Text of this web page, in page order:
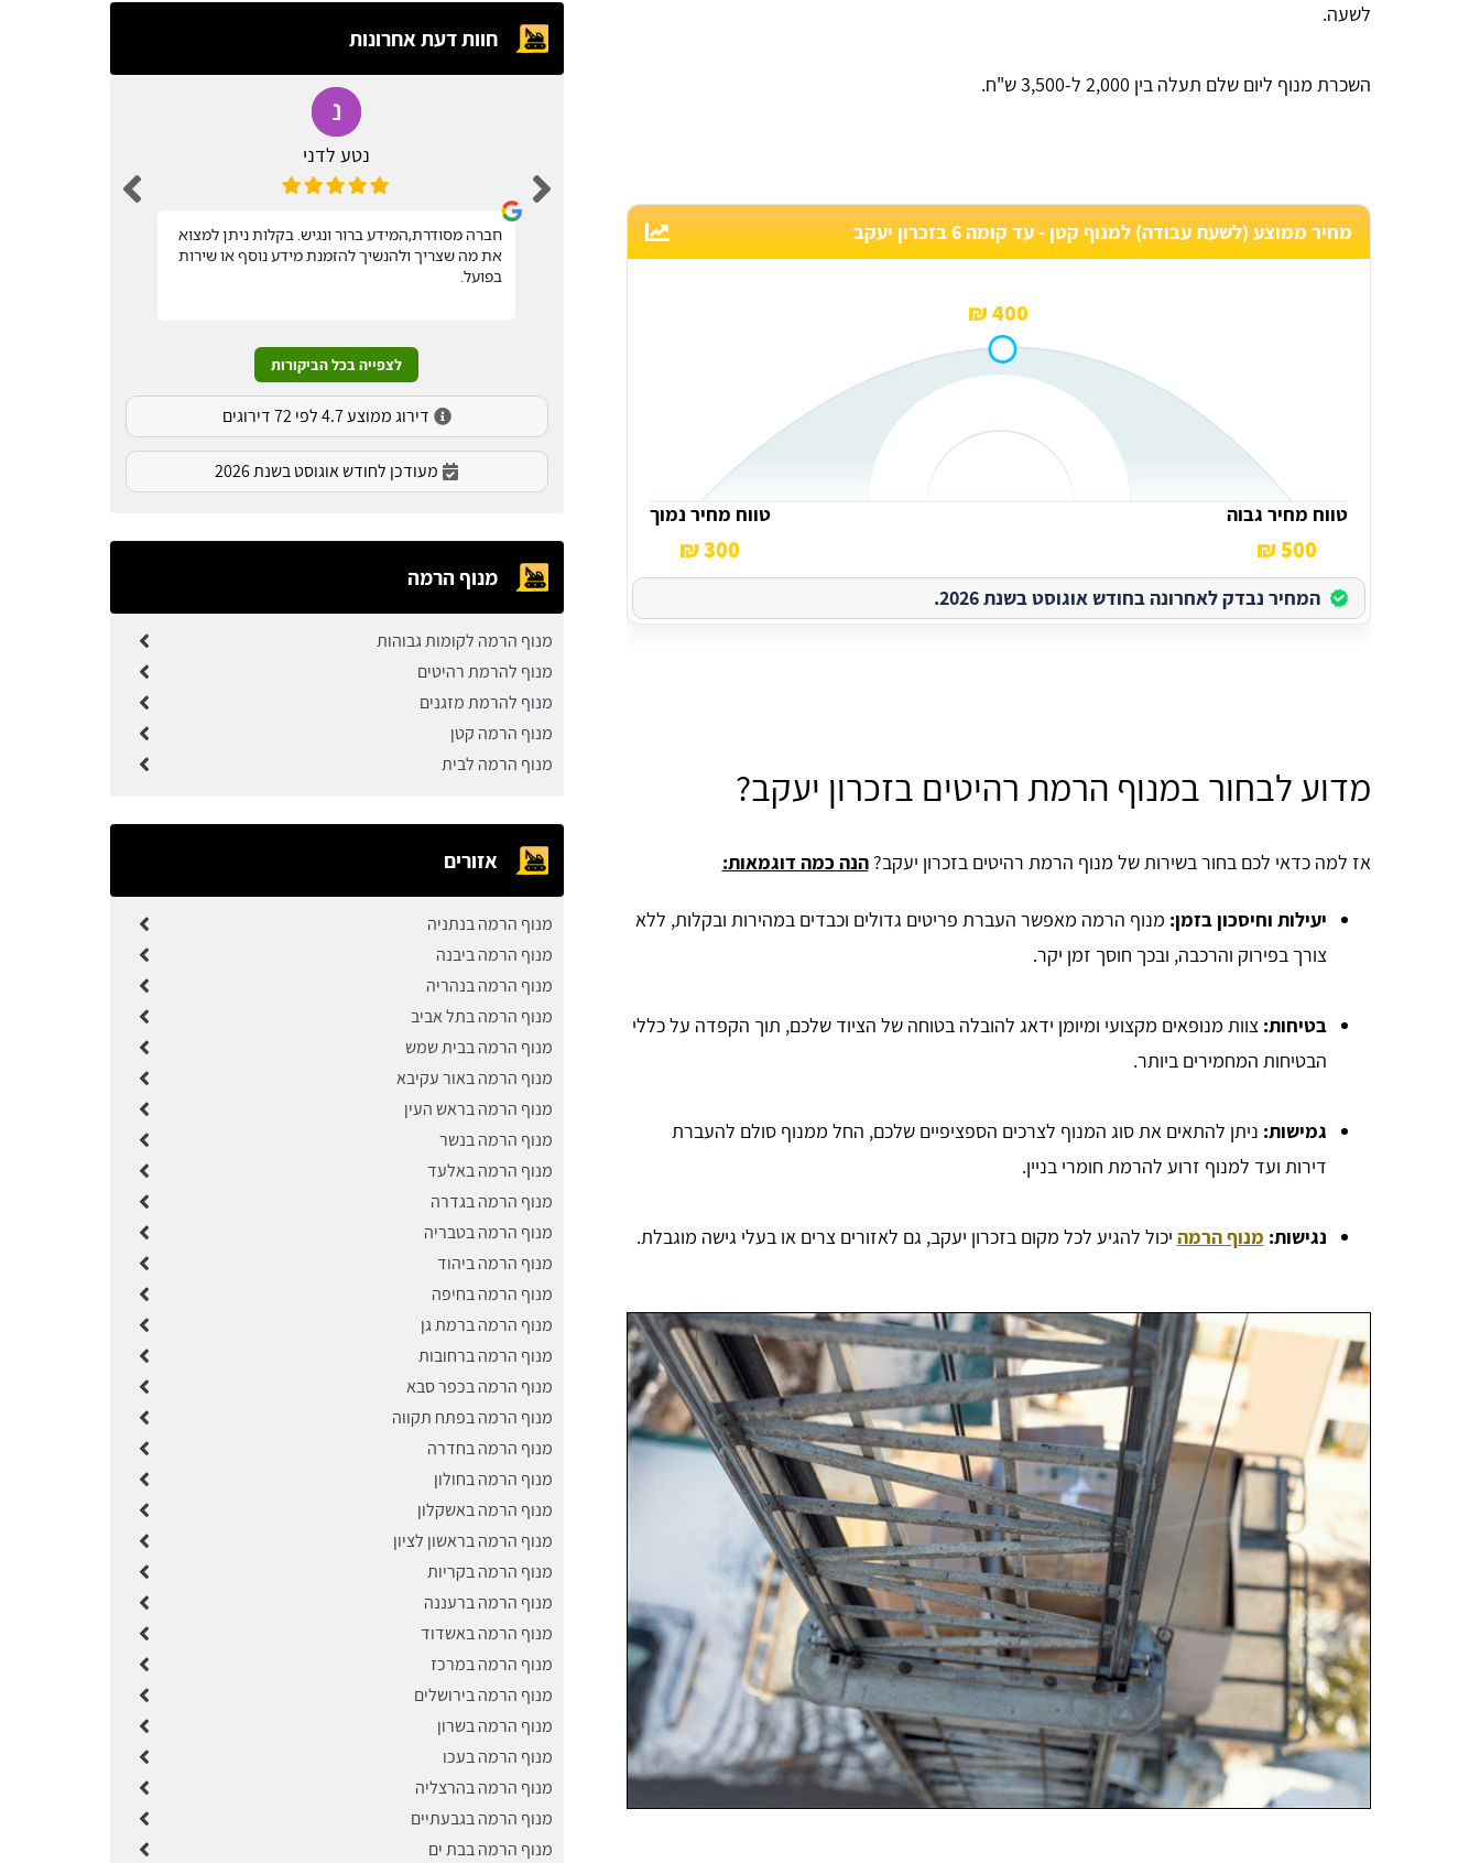
לשעה.
השכרת מנוף ליום שלם תעלה בין 2,000 ל-3,500 ש"ח.
מחיר ממוצע (לשעת עבודה) למנוף קטן - עד קומה 6 בזכרון יעקב
400 ₪
טווח מחיר גבוה
500 ₪
טווח מחיר נמוך
300 ₪
המחיר נבדק לאחרונה בחודש אוגוסט בשנת 2026.
מדוע לבחור במנוף הרמת רהיטים בזכרון יעקב?
אז למה כדאי לכם בחור בשירות של מנוף הרמת רהיטים בזכרון יעקב?הנה כמה דוגמאות:
יעילות וחיסכון בזמן: מנוף הרמה מאפשר העברת פריטים גדולים וכבדים במהירות ובקלות, ללא
צורך בפירוק והרכבה, ובכך חוסך זמן יקר.
בטיחות:צוות מנופאים מקצועי ומיומן ידאג להובלה בטוחה של הציוד שלכם, תוך הקפדה על כללי
הבטיחות המחמירים ביותר.
גמישות: ניתן להתאים את סוג המנוף לצרכים הספציפיים שלכם, החל ממנוף סולם להעברת
דירות ועד למנוף זרוע להרמת חומרי בניין.
נגישות: מנוף הרמה יכול להגיע לכל מקום בזכרון יעקב, גם לאזורים צרים או בעלי גישה מוגבלת.
חוות דעת אחרונות
נטע לדני
חברה מסודרת,המידע ברור ונגיש. בקלות ניתן למצוא
את מה שצריך ולהנשיך להזמנת מידע נוסף או שירות
בפועל.
אחלה אתר, הזמנתי דרכם מנוף סל לגיזום העץ. תודה
רבה
אחלה אתר, יעיל ביותר
לצפייה בכל הביקורות
דירוג ממוצע 4.7 לפי 72 דירוגים
מעודכן לחודש אוגוסט בשנת 2026
מנוף הרמה
מנוף הרמה לקומות גבוהות
מנוף להרמת רהיטים
מנוף להרמת מזגנים
מנוף הרמה קטן
מנוף הרמה לבית
אזורים
מנוף הרמה בנתניה
מנוף הרמה ביבנה
מנוף הרמה בנהריה
מנוף הרמה בתל אביב
מנוף הרמה בבית שמש
מנוף הרמה באור עקיבא
מנוף הרמה בראש העין
מנוף הרמה בנשר
מנוף הרמה באלעד
מנוף הרמה בגדרה
מנוף הרמה בטבריה
מנוף הרמה ביהוד
מנוף הרמה בחיפה
מנוף הרמה ברמת גן
מנוף הרמה ברחובות
מנוף הרמה בכפר סבא
מנוף הרמה בפתח תקווה
מנוף הרמה בחדרה
מנוף הרמה בחולון
מנוף הרמה באשקלון
מנוף הרמה בראשון לציון
מנוף הרמה בקריות
מנוף הרמה ברעננה
מנוף הרמה באשדוד
מנוף הרמה במרכז
מנוף הרמה בירושלים
מנוף הרמה בשרון
מנוף הרמה בעכו
מנוף הרמה בהרצליה
מנוף הרמה בגבעתיים
מנוף הרמה בבת ים